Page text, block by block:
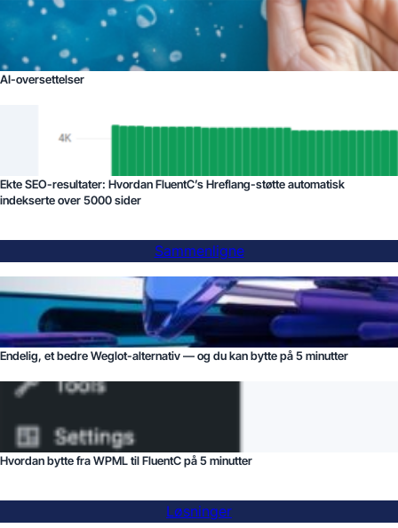
AI-oversettelser
Ekte SEO-resultater: Hvordan FluentC’s Hreflang-støtte automatisk
indekserte over 5000 sider
Sammenligne
Endelig, et bedre Weglot-alternativ — og du kan bytte på 5 minutter
Hvordan bytte fra WPML til FluentC på 5 minutter
Løsninger